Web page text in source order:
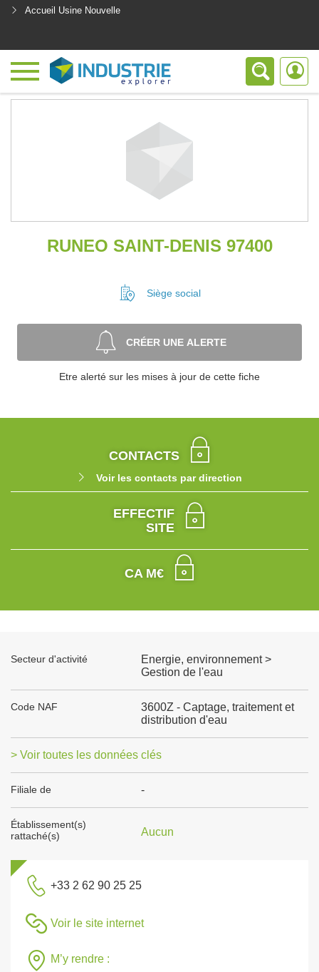
Accueil Usine Nouvelle
RUNEO SAINT-DENIS 97400
Siège social
CRÉER UNE ALERTE
Etre alerté sur les mises à jour de cette fiche
CONTACTS
Voir les contacts par direction
EFFECTIF
SITE
CA M€
Secteur d'activité
Energie, environnement >
Gestion de l'eau
Code NAF
3600Z - Captage, traitement et
distribution d'eau
> Voir toutes les données clés
Filiale de -
Établissement(s)
rattaché(s)
Aucun
+33 2 62 90 25 25
Voir le site internet
M’y rendre :